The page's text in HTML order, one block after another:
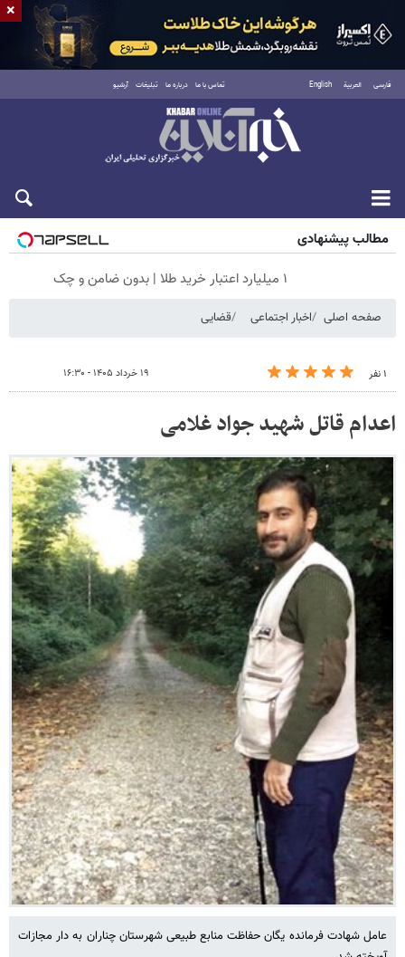
فارسی العربية English تماس با ما درباره ما تبلیغات آرشیو
جمعه ۱۶ مرداد ۱۴۰۵
مطالب پیشنهادی
۱ میلیارد اعتبار خرید طلا | بدون ضامن و چک
صفحه اصلی اخبار اجتماعی قضایی
۱ نفر ۱۹ خرداد ۱۴۰۵ - ۱۶:۳۰
اعدام قاتل شهید جواد غلامی
عامل شهادت فرمانده یگان حفاظت منابع طبیعی شهرستان چناران به دار مجازات
×